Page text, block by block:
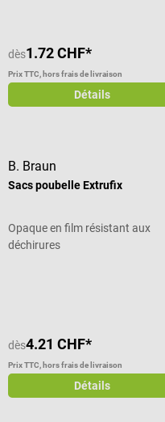
dès1.72 CHF*
Prix TTC, hors frais de livraison
Détails
B. Braun
Sacs poubelle Extrufix
Opaque en film résistant aux
déchirures
dès4.21 CHF*
Prix TTC, hors frais de livraison
Détails